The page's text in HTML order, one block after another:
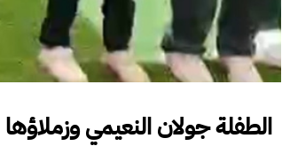
الطفلة جولان النعيمي